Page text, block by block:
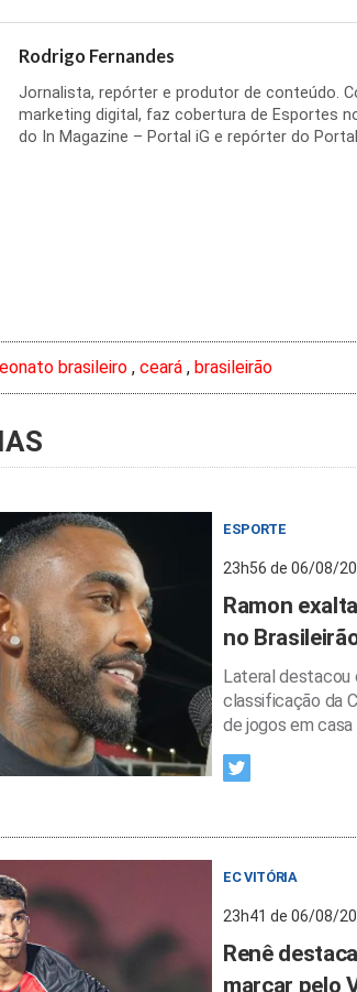
Rodrigo Fernandes
Jornalista, repórter e produtor de conteúdo.
marketing digital, faz cobertura de Esportes
do In Magazine – Portal iG e repórter do
brasileiro , ceará , brasileirão
ESPORTE
23h56 de 06/08/
Ramon
no
Lateral destacou
classificação da
de jogos em casa
EC VITÓRIA
23h41 de 06/08/
Renê
marcar pelo